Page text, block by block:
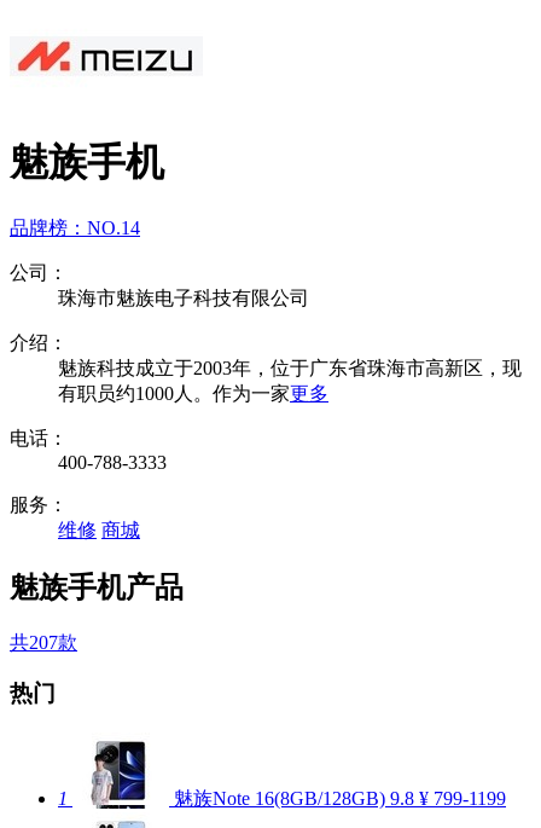
魅族手机
品牌榜： NO.14
公司：
珠海市魅族电子科技有限公司
介绍：
魅族科技成立于2003年，位于广东省珠海市高新区，现
有职员约1000人。作为一家更多
电话：
400-788-3333
服务：
维修 商城
魅族手机产品
共207款
热门
1 魅族Note 16(8GB/128GB) 9.8 ¥ 799-1199